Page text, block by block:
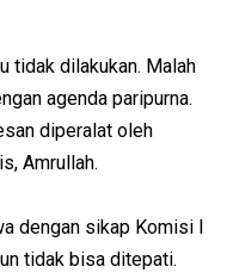
tidak dilakukan. Malah
agenda paripurna.
diperalat oleh
Amrullah.
dengan sikap Komisi I
tidak bisa ditepati.